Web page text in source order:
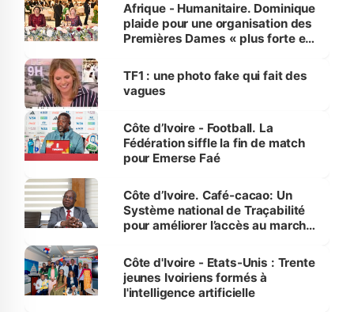
Afrique - Humanitaire. Dominique
plaide pour une organisation des
Premières Dames « plus forte et
sur la scène internationale »
TF1 : une photo fake qui fait des
vagues
Côte d’Ivoire - Football. La
Fédération siffle la fin de match
pour Emerse Faé
Côte d’Ivoire. Café-cacao: Un
Système national de Traçabilité
pour améliorer l’accès au marché
Côte d'Ivoire - Etats-Unis : Trente
jeunes Ivoiriens formés à
l'intelligence artificielle